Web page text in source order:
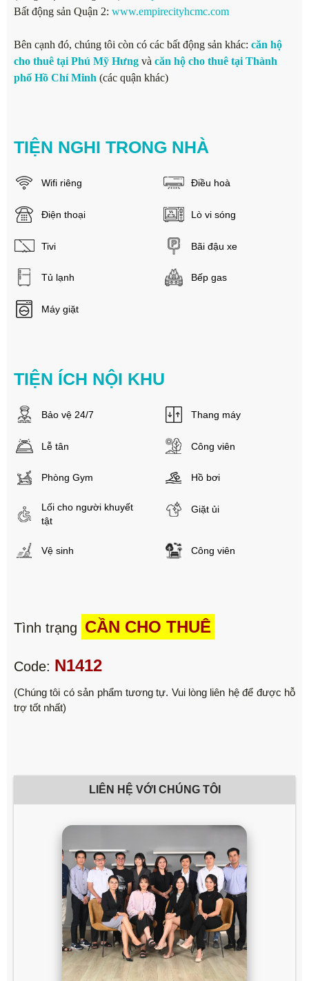
Bất động sản Quận 2: www.empirecityhcmc.com
Bên cạnh đó, chúng tôi còn có các bất động sản khác: căn hộ
cho thuê tại Phú Mỹ Hưng và căn hộ cho thuê tại Thành
phố Hồ Chí Minh (các quận khác)
TIỆN NGHI TRONG NHÀ
Wifi riêng Điều hoà
Điện thoại Lò vi sóng
Tivi Bãi đậu xe
Tủ lạnh Bếp gas
Máy giặt
TIỆN ÍCH NỘI KHU
Bảo vệ 24/7 Thang máy
Lễ tân Công viên
Phòng Gym Hồ bơi
Lối cho người khuyết
tật
Giặt ủi
Vệ sinh Công viên
Tình trạng CẦN CHO THUÊ
Code: N1412
(Chúng tôi có sản phẩm tương tự. Vui lòng liên hệ để được hỗ
trợ tốt nhất)
LIÊN HỆ VỚI CHÚNG TÔI